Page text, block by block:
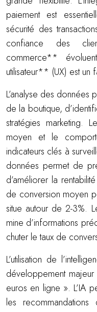
paiement est
sécurité des
confiance des
commerce**
utilisateur** (UX) est
L’analyse des
de la boutique,
stratégies marketing.
moyen et le
indicateurs clés à
données permet de
d’améliorer la
de conversion moyen
situe autour de 2-3%.
mine d’informations
chuter le taux de
L’utilisation de
développement
euros en ligne ». L’IA
les